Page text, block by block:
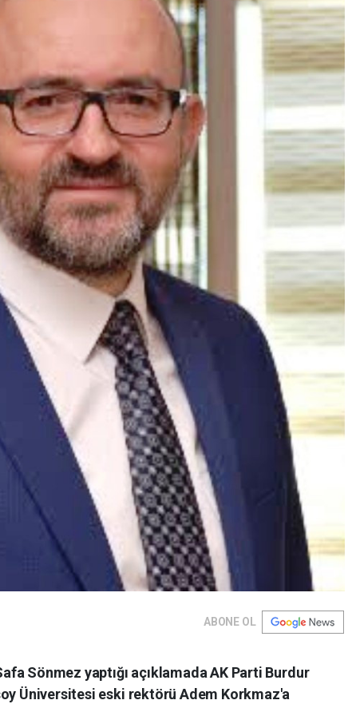
ABONE OL
Sönmez yaptığı açıklamada AK Parti Burdur
Üniversitesi eski rektörü Adem Korkmaz'a